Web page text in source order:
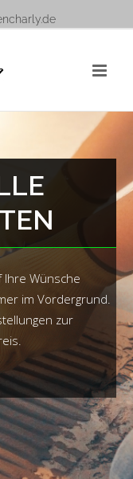
Ihre Wünsche
im Vordergrund.
zur